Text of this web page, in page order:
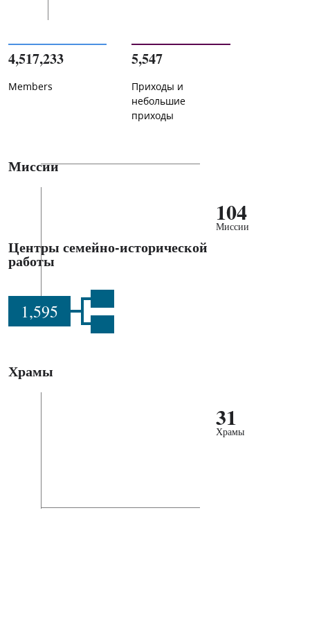
4,517,233
Members
5,547
Приходы и
небольшие
приходы
Миссии
104
Миссии
Центры семейно-исторической
работы
1,595
Храмы
31
Храмы